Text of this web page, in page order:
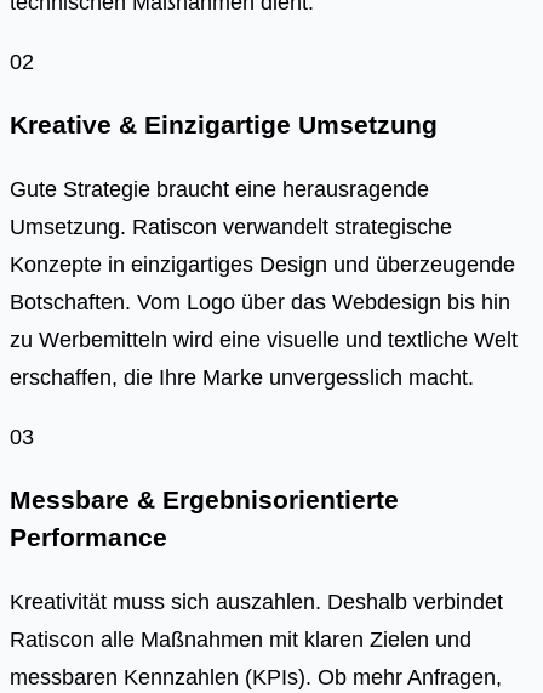
02
Kreative & Einzigartige Umsetzung
Gute Strategie braucht eine herausragende
Umsetzung. Ratiscon verwandelt strategische
Konzepte in einzigartiges Design und überzeugende
Botschaften. Vom Logo über das Webdesign bis hin
zu Werbemitteln wird eine visuelle und textliche Welt
erschaffen, die Ihre Marke unvergesslich macht.
03
Messbare & Ergebnisorientierte
Performance
Kreativität muss sich auszahlen. Deshalb verbindet
Ratiscon alle Maßnahmen mit klaren Zielen und
messbaren Kennzahlen (KPIs). Ob mehr Anfragen,